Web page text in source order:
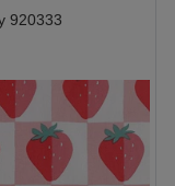
920333